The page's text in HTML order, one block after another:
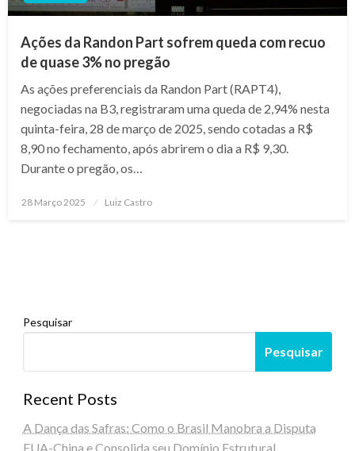
Ações da Randon Part sofrem queda com recuo
de quase 3% no pregão
As ações preferenciais da Randon Part (RAPT4),
negociadas na B3, registraram uma queda de 2,94% nesta
quinta-feira, 28 de março de 2025, sendo cotadas a R$
8,90 no fechamento, após abrirem o dia a R$ 9,30.
Durante o pregão, os…
Posted
28 Março 2025 Luiz Castro
Pesquisar
Pesquisar
Recent Posts
A Dança das Safras: Como o Brasil Manobra a Disputa
EUA-China e Consolida seu Domínio Estrutural